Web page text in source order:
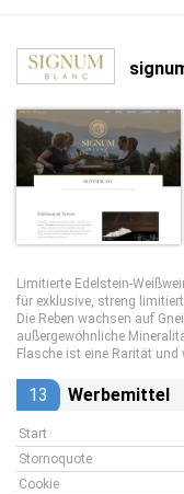
Limitierte Edelstein-
für exklusive, streng
Die Reben wachsen auf
außergewöhnliche
Flasche ist eine Rarität und
13 Werbemittel
Start
Stornoquote
Cookie